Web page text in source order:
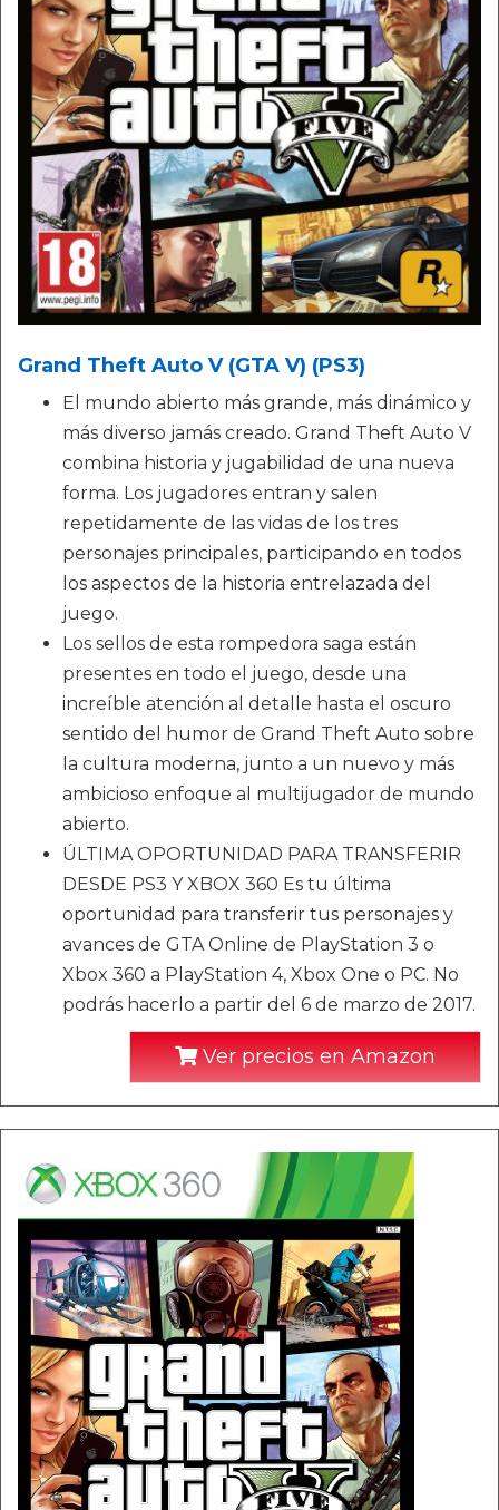
Grand Theft Auto V (GTA V) (PS3)
El mundo abierto más grande, más dinámico y
más diverso jamás creado. Grand Theft Auto V
combina historia y jugabilidad de una nueva
forma. Los jugadores entran y salen
repetidamente de las vidas de los tres
personajes principales, participando en todos
los aspectos de la historia entrelazada del
juego.
Los sellos de esta rompedora saga están
presentes en todo el juego, desde una
increíble atención al detalle hasta el oscuro
sentido del humor de Grand Theft Auto sobre
la cultura moderna, junto a un nuevo y más
ambicioso enfoque al multijugador de mundo
abierto.
ÚLTIMA OPORTUNIDAD PARA TRANSFERIR
DESDE PS3 Y XBOX 360 Es tu última
oportunidad para transferir tus personajes y
avances de GTA Online de PlayStation 3 o
Xbox 360 a PlayStation 4, Xbox One o PC. No
podrás hacerlo a partir del 6 de marzo de 2017.
Ver precios en Amazon